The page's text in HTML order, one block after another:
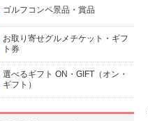
ゴルフコンペ景品・賞品
お取り寄せグルメチケット・ギフ
ト券
選べるギフト ON・GIFT（オン・
ギフト）